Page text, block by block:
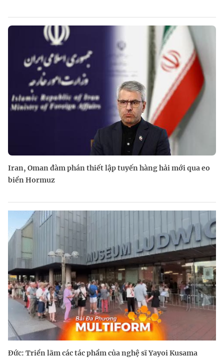
Iran, Oman đàm phán thiết lập tuyến hàng hải mới qua eo
biển Hormuz
Đức: Triển lãm các tác phẩm của nghệ sĩ Yayoi Kusama